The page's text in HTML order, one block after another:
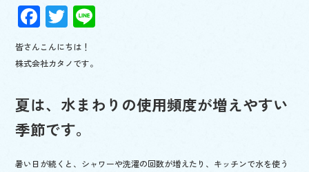
F
ac
e
o
o
T
wi
tt
皆さんこんにちは！
株式会社カタノです。
夏は、水まわりの使用頻度が増えやすい
季節です。
暑い日が続くと、シャワーや洗濯の回数が増えたり、キッチンで水を使う